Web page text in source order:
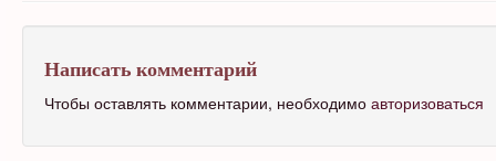
Написать комментарий
Чтобы оставлять комментарии, необходимо авторизоваться